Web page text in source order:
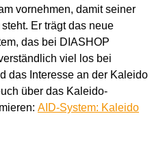
vornehmen, damit seiner
Er trägt das neue
das bei DIASHOP
viel los bei
das Interesse an der Kaleido
über das Kaleido-
AID-System: Kaleido